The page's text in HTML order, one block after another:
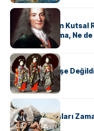
KÜLTÜR
Voltaire Neden Kutsal
Kutsal, Ne Roma, Ne
KÜLTÜR
Geyşalar Fahişe
KÜLTÜR
Apache Savaşları